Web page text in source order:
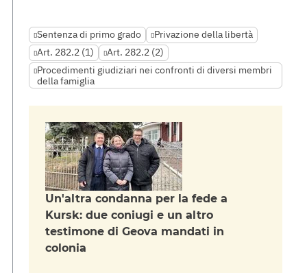
Sentenza di primo grado
Privazione della libertà
Art. 282.2 (1)
Art. 282.2 (2)
Procedimenti giudiziari nei confronti di diversi membri
della famiglia
Un'altra condanna per la fede a
Kursk: due coniugi e un altro
testimone di Geova mandati in
colonia